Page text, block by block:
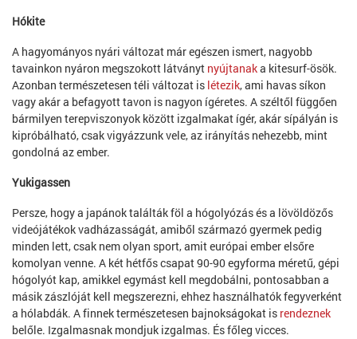
Hókite
A hagyományos nyári változat már egészen ismert, nagyobb
tavainkon nyáron megszokott látványt nyújtanaka kitesurf-ösök.
Azonban természetesen téli változat is létezik, ami havas síkon
vagy akár a befagyott tavon is nagyon ígéretes. A széltől függően
bármilyen terepviszonyok között izgalmakat ígér, akár sípályán is
kipróbálható, csak vigyázzunk vele, az irányítás nehezebb, mint
gondolná az ember.
Yukigassen
Persze, hogy a japánok találták föl a hógolyózás és a lövöldözős
videójátékok vadházasságát, amiből származó gyermek pedig
minden lett, csak nem olyan sport, amit európai ember elsőre
komolyan venne. A két hétfős csapat 90-90 egyforma méretű, gépi
hógolyót kap, amikkel egymást kell megdobálni, pontosabban a
másik zászlóját kell megszerezni, ehhez használhatók fegyverként
a hólabdák. A finnek természetesen bajnokságokat is rendeznek
belőle. Izgalmasnak mondjuk izgalmas. És főleg vicces.